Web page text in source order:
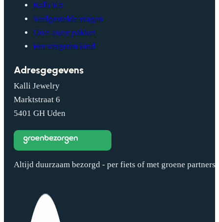
Kalli Kit
Veelgestelde vragen
Give away pakket
Het vergeten kind
Adresgegevens
Kalli Jewelry
Marktstraat 6
5401 GH Uden
Altijd duurzaam bezorgd - per fiets of met groene partners